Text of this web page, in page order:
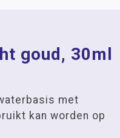
goud, 30ml
met
kan worden op